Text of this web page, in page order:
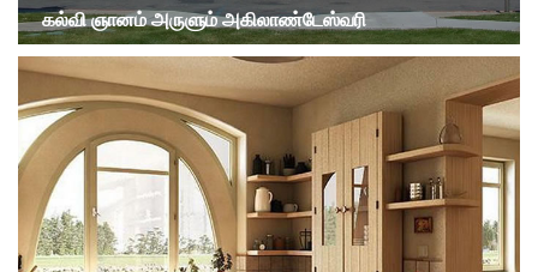
கல்வி ஞானம் அருளும் அகிலாண்டேஸ்வரி